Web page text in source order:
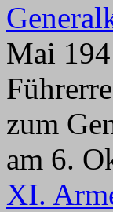
Mai
zum
am 6.
XI.